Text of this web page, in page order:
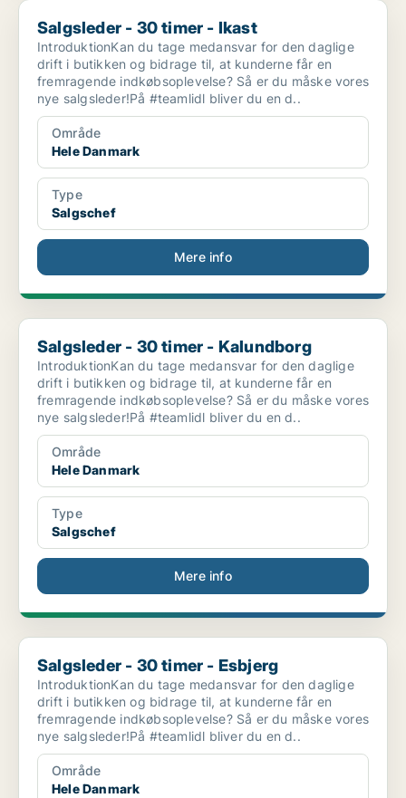
Salgsleder - 30 timer - Ikast
Salgsleder - 30 timer - Ikast
IntroduktionKan du tage medansvar for den daglige
drift i butikken og bidrage til, at kunderne får en
fremragende indkøbsoplevelse? Så er du måske vores
nye salgsleder!På #teamlidl bliver du en d..
Område
Hele Danmark
Type
Salgschef
Mere info
Salgsleder - 30 timer - Kalundborg
Salgsleder - 30 timer - Kalundborg
IntroduktionKan du tage medansvar for den daglige
drift i butikken og bidrage til, at kunderne får en
fremragende indkøbsoplevelse? Så er du måske vores
nye salgsleder!På #teamlidl bliver du en d..
Område
Hele Danmark
Type
Salgschef
Mere info
Salgsleder - 30 timer - Esbjerg
Salgsleder - 30 timer - Esbjerg
IntroduktionKan du tage medansvar for den daglige
drift i butikken og bidrage til, at kunderne får en
fremragende indkøbsoplevelse? Så er du måske vores
nye salgsleder!På #teamlidl bliver du en d..
Område
Hele Danmark